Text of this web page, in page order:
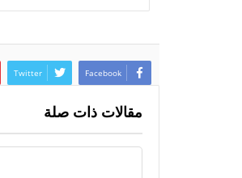
Facebook
Twitter
مقالات ذات صلة